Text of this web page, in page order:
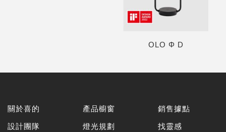
OLO Φ D
關於喜的
設計團隊
產品櫥窗
燈光規劃
銷售據點
找靈感